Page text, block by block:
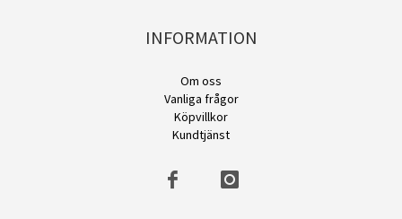
INFORMATION
Om oss
Vanliga frågor
Köpvillkor
Kundtjänst